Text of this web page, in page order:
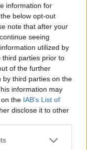
information for
below opt-out
note that after your
seeing
utilized by
third parties prior to
of the further
by third parties on the
information may
the IAB’s List of
disclose it to other
or more Google